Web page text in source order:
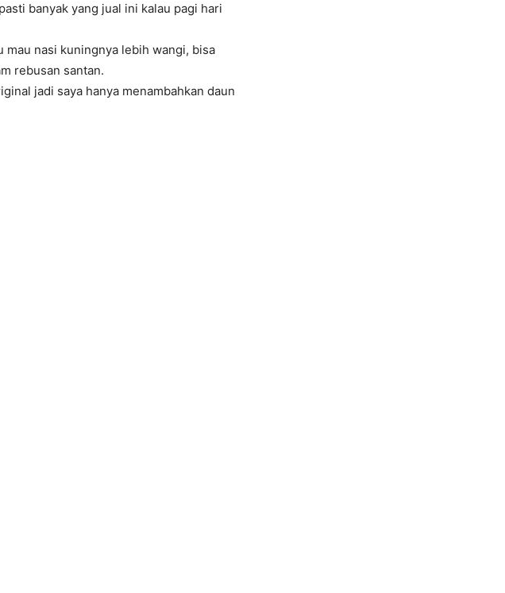
banyak yang jual ini kalau pagi hari
nasi kuningnya lebih wangi, bisa
rebusan santan.
jadi saya hanya menambahkan daun